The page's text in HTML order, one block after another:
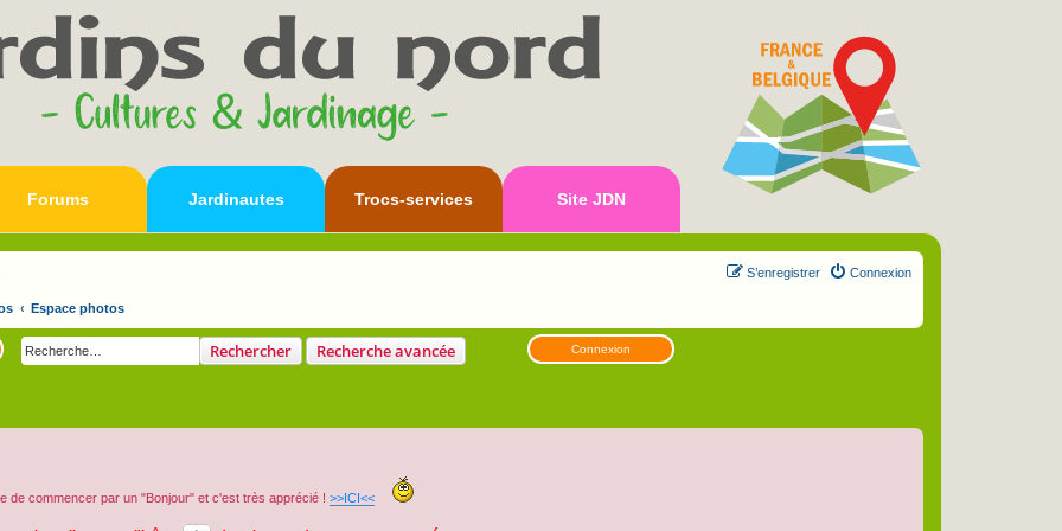
Forums Jardinautes Trocs-services Site JDN
Connexion
S’enregistrer
Espace photos
Rechercher Recherche avancée Connexion
de commencer par un "Bonjour" et c'est très apprécié ! >>ICI<<